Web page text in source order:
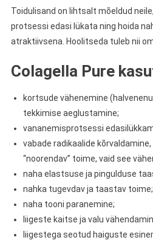
Toidulisand on lihtsalt mõeldud
protsessi edasi lükata ning hoida
atraktiivsena. Hoolitseda tuleb nii
Colagella Pure
kortsude vähenemine
tekkimise aeglustamine;
vananemisprotsessi
vabade radikaalide
“noorendav” toime, vaid see
naha elastsuse ja pingulduse
nahka tugevdav ja taastav toime;
naha tooni paranemine;
liigeste kaitse ja valu
liigestega seotud haiguste